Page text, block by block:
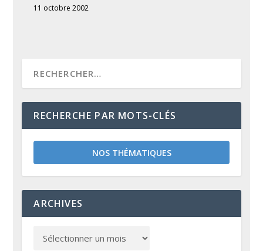
11 octobre 2002
RECHERCHE PAR MOTS-CLÉS
NOS THÉMATIQUES
ARCHIVES